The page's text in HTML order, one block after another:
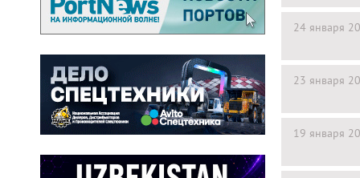
24 января
23 января
19 января